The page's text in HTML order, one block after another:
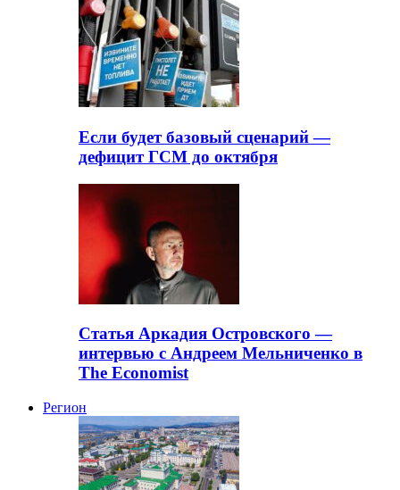
Если будет базовый сценарий —
дефицит ГСМ до октября
Статья Аркадия Островского —
интервью с Андреем Мельниченко в
The Economist
Регион